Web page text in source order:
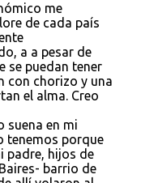
me
de cada país
a a pesar de
se puedan tener
con chorizo y una
el alma. Creo
suena en mi
tenemos porque
padre, hijos de
barrio de